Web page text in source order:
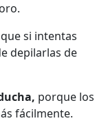
si intentas
depilarlas de
porque los
fácilmente.